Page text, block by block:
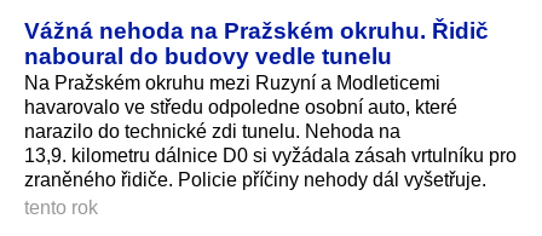
Vážná nehoda na Pražském okruhu. Řidič
naboural do budovy vedle tunelu
Na Pražském okruhu mezi Ruzyní a Modleticemi
havarovalo ve středu odpoledne osobní auto, které
narazilo do technické zdi tunelu. Nehoda na
13,9. kilometru dálnice D0 si vyžádala zásah vrtulníku pro
zraněného řidiče. Policie příčiny nehody dál vyšetřuje.
tento rok